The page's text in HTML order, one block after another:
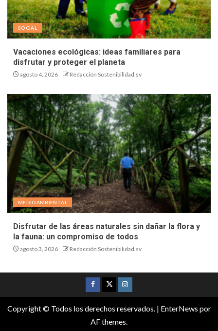
SOCIAL
Vacaciones ecológicas: ideas familiares para
disfrutar y proteger el planeta
agosto 4, 2026 Redacción Sostenibilidad.sv
MEDIOAMBIENTAL
Disfrutar de las áreas naturales sin dañar la flora y
la fauna: un compromiso de todos
agosto 3, 2026 Redacción Sostenibilidad.sv
Copyright © Todos los derechos reservados. | EnterNews por
AF themes.